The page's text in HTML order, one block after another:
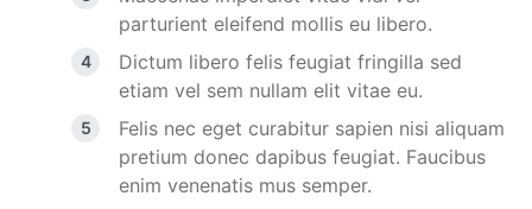
parturient eleifend mollis eu libero.
Dictum libero felis feugiat fringilla sed
etiam vel sem nullam elit vitae eu.
Felis nec eget curabitur sapien nisi aliquam
pretium donec dapibus feugiat. Faucibus
enim venenatis mus semper.